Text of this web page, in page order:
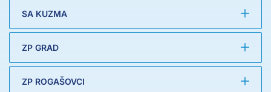
SA KUZMA
ZP GRAD
ZP ROGAŠOVCI